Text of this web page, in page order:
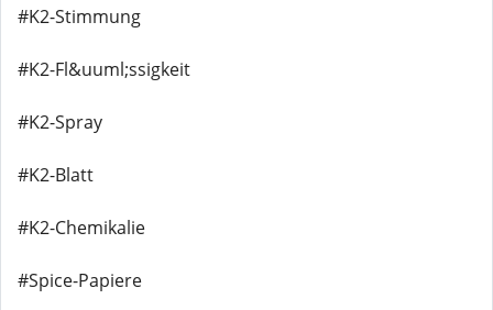
#K2-Stimmung
#K2-Fl&uuml;ssigkeit
#K2-Spray
#K2-Blatt
#K2-Chemikalie
#Spice-Papiere